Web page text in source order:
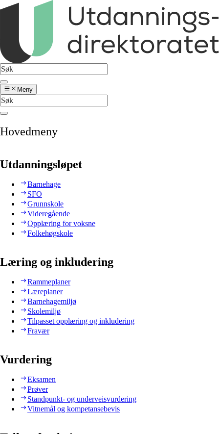
Meny
Hovedmeny
Utdanningsløpet
Barnehage
SFO
Grunnskole
Videregående
Opplæring for voksne
Folkehøgskole
Læring og inkludering
Rammeplaner
Læreplaner
Barnehagemiljø
Skolemiljø
Tilpasset opplæring og inkludering
Fravær
Vurdering
Eksamen
Prøver
Standpunkt- og underveisvurdering
Vitnemål og kompetansebevis